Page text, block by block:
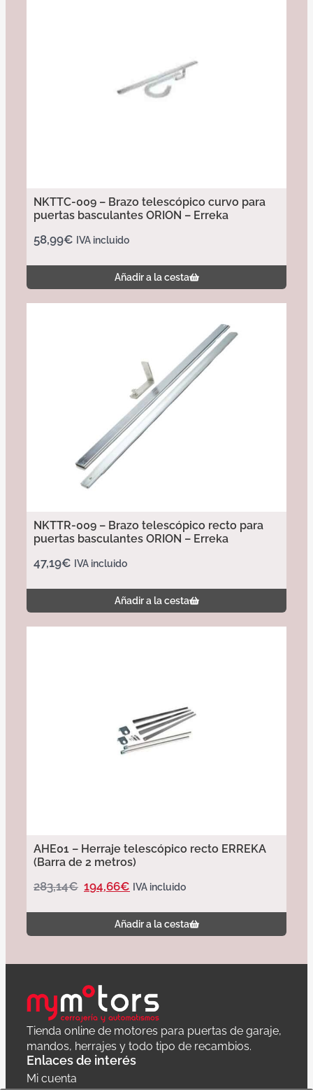
NKTTC-009 – Brazo telescópico curvo para
puertas basculantes ORION – Erreka
58,99€ IVA incluido
Añadir a la cesta
NKTTR-009 – Brazo telescópico recto para
puertas basculantes ORION – Erreka
47,19€ IVA incluido
Añadir a la cesta
AHE01 – Herraje telescópico recto ERREKA
(Barra de 2 metros)
283,14€ 194,66€ IVA incluido
Añadir a la cesta
Tienda online de motores para puertas de garaje,
mandos, herrajes y todo tipo de recambios.
Enlaces de interés
Mi cuenta